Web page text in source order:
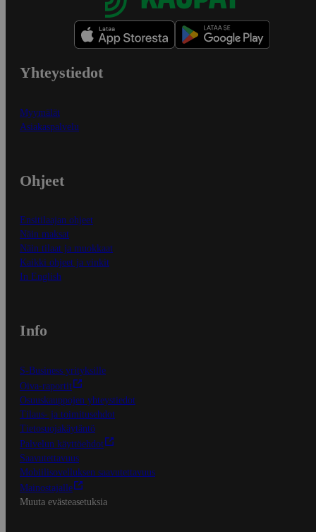
Yhteystiedot
Myymälät
Asiakaspalvelu
Ohjeet
Ensitilaajan ohjeet
Näin maksat
Näin tilaat ja muokkaat
Kaikki ohjeet ja vinkit
In English
Info
S-Business yrityksille
Oiva-raportit
Osuuskauppojen yhteystiedot
Tilaus- ja toimitusehdot
Tietosuojakäytäntö
Palvelun käyttöehdot
Saavutettavuus
Mobiilisovelluksen saavutettavuus
Mainostajalle
Muuta evästeasetuksia